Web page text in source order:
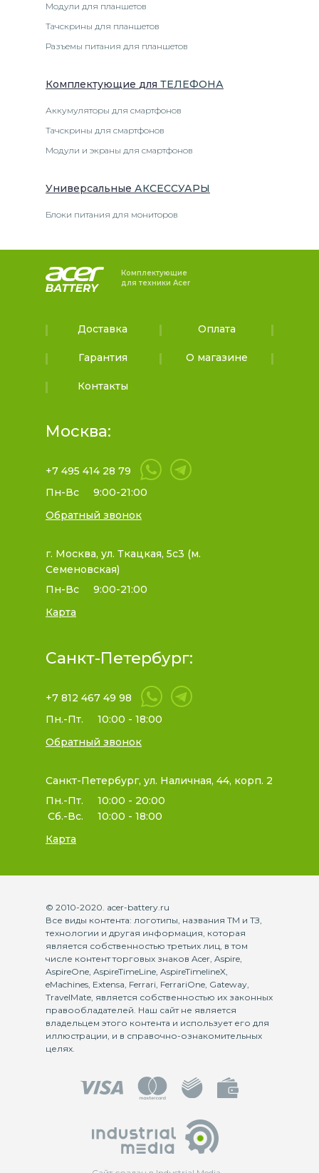
Модули для планшетов
Тачскрины для планшетов
Разъемы питания для планшетов
Комплектующие для ТЕЛЕФОНА
Аккумуляторы для смартфонов
Тачскрины для смартфонов
Модули и экраны для смартфонов
Универсальные АКСЕССУАРЫ
Блоки питания для мониторов
Комплектующие
для техники Acer
Доставка Оплата
Гарантия О магазине
Контакты
Москва:
+7 495 414 28 79
Пн-Вс
9:00-21:00
Обратный звонок
г. Москва, ул. Ткацкая, 5с3 (м.
Семеновская)
Пн-Вс
9:00-21:00
Карта
Санкт-Петербург:
+7 812 467 49 98
Пн.-Пт.
10:00 - 18:00
Обратный звонок
Санкт-Петербург, ул. Наличная, 44, корп. 2
Пн.-Пт.
10:00 - 20:00
Сб.-Вс.
10:00 - 18:00
Карта
© 2010-2020. acer-battery.ru
Все виды контента: логотипы, названия ТМ и ТЗ,
технологии и другая информация, которая
является собственностью третьих лиц, в том
числе контент торговых знаков Acer, Aspire,
AspireOne, AspireTimeLine, AspireTimelineX,
eMachines, Extensa, Ferrari, FerrariOne, Gateway,
TravelMate, является собственностью их законных
правообладателей. Наш сайт не является
владельцем этого контента и использует его для
иллюстрации, и в справочно-ознакомительных
целях.